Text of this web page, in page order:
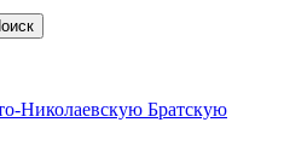
Николаевскую Братскую